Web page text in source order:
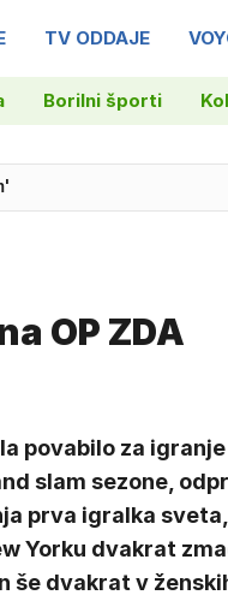
TV ODDAJE
Borilni športi
OP ZDA
povabilo za igranje
slam sezone,
prva igralka
Yorku dvakrat
še dvakrat v